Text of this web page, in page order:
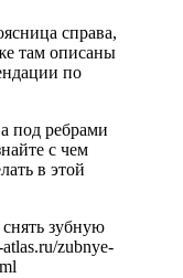
справа,
там описаны
по
под ребрами
с чем
в этой
зубную
zubnye-